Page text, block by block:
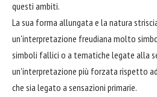
questi ambiti.
La sua forma allungata e la natura
un'interpretazione freudiana molto
simboli fallici o a tematiche legate alla
un'interpretazione più forzata rispetto
che sia legato a sensazioni primarie.